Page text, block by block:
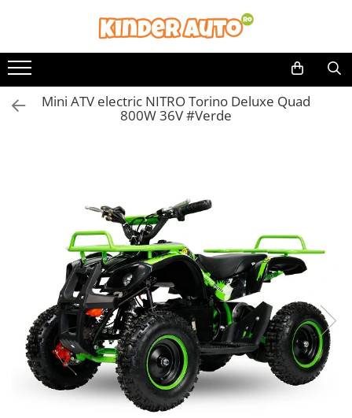
Toate Produsele
Produse in stoc
Masinute electrice
Motociclete Drift-Trike
Masinute electrice Mercedes
Masinute electrice tip SUV
Piese & Accesorii
Jucarii RC cu telecomanda
Mini ATV electric NITRO Torino Deluxe Quad
800W 36V #Verde